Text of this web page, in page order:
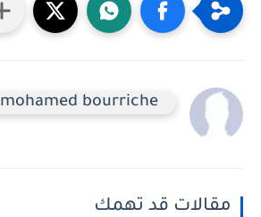
mohamed bourriche
مقالات قد تهمك